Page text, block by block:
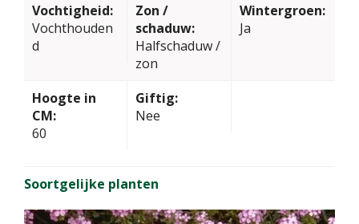
Vochtigheid:
Vochthouden
d
Zon /
schaduw:
Halfschaduw /
zon
Wintergroen:
Ja
Hoogte in
CM:
60
Giftig:
Nee
Soortgelijke planten